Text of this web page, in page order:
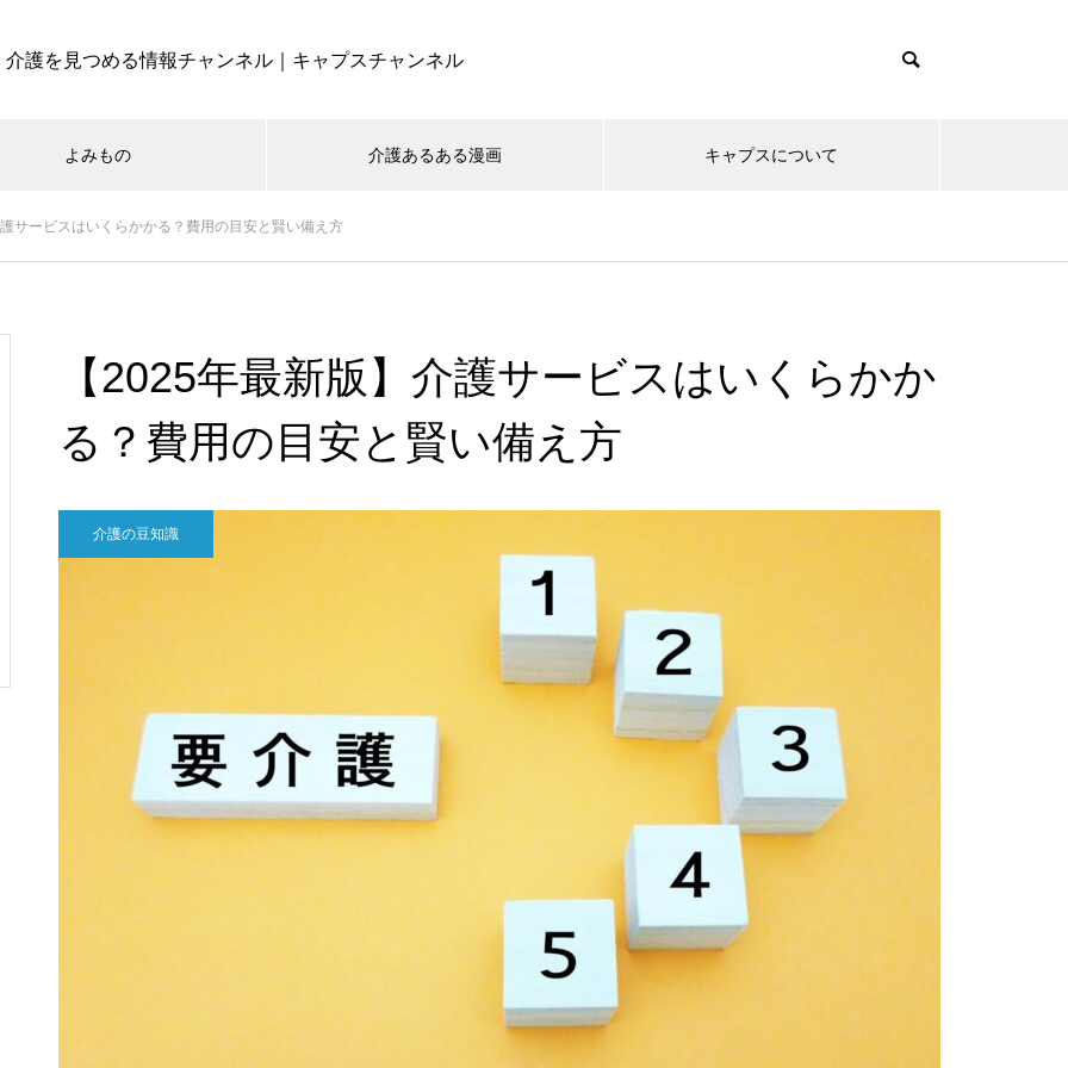
介護を見つめる情報チャンネル｜キャプスチャンネル
よみもの 介護あるある漫画 キャプスについて
サービスはいくらかかる？費用の目安と賢い備え方
【2025年最新版】介護サービスはいくらかか
る？費用の目安と賢い備え方
介護の豆知識